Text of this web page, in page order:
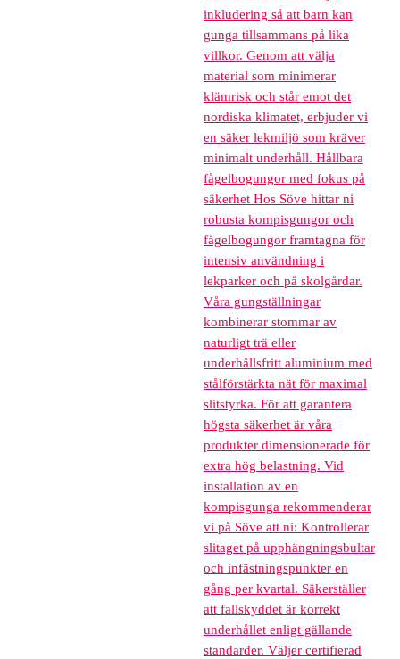
inkludering så att barn kan
gunga tillsammans på lika
villkor. Genom att välja
material som minimerar
klämrisk och står emot det
nordiska klimatet, erbjuder vi
en säker lekmiljö som kräver
minimalt underhåll. Hållbara
fågelbogungor med fokus på
säkerhet Hos Söve hittar ni
robusta kompisgungor och
fågelbogungor framtagna för
intensiv användning i
lekparker och på skolgårdar.
Våra gungställningar
kombinerar stommar av
naturligt trä eller
underhållsfritt aluminium med
stålförstärkta nät för maximal
slitstyrka. För att garantera
högsta säkerhet är våra
produkter dimensionerade för
extra hög belastning. Vid
installation av en
kompisgunga rekommenderar
vi på Söve att ni: Kontrollerar
slitaget på upphängningsbultar
och infästningspunkter en
gång per kvartal. Säkerställer
att fallskyddet är korrekt
underhållet enligt gällande
standarder. Väljer certifierad